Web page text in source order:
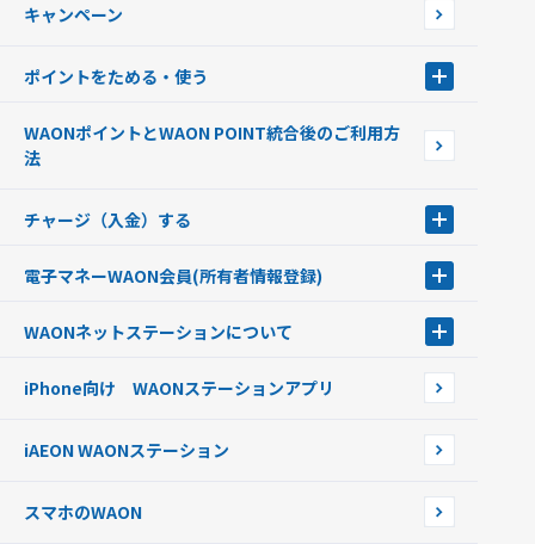
イオン銀行ATM設置場所
キャンペーン
ポイントをためる・使う
ポイントの有効期限について
WAONポイントとWAON POINT統合後のご利用方
法
チャージ（入金）する
現金でチャージする
銀行口座・ATMからチャージする
オートチャージ
ポイントからチャージする
チャージ上限金額の変更について
電子マネーWAON会員(所有者情報登録)
WAON POINTサービス会員登録に伴う個人データの共同利用のお知
WAONネットステーションについて
WAONネットステーションWAON端末について
iPhone向け WAONステーションアプリ
iAEON WAONステーション
スマホのWAON